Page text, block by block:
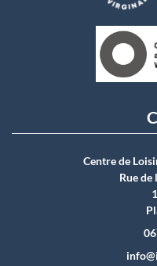
Centre de
Rue de